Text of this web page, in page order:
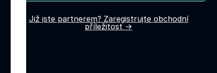
Již jste partnerem? Zaregistrujte obchodní
příležitost →